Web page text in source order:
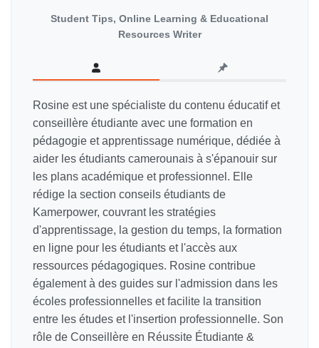
Student Tips, Online Learning & Educational
Resources Writer
Rosine est une spécialiste du contenu éducatif et
conseillère étudiante avec une formation en
pédagogie et apprentissage numérique, dédiée à
aider les étudiants camerounais à s'épanouir sur
les plans académique et professionnel. Elle
rédige la section conseils étudiants de
Kamerpower, couvrant les stratégies
d'apprentissage, la gestion du temps, la formation
en ligne pour les étudiants et l'accès aux
ressources pédagogiques. Rosine contribue
également à des guides sur l'admission dans les
écoles professionnelles et facilite la transition
entre les études et l'insertion professionnelle. Son
rôle de Conseillère en Réussite Étudiante &